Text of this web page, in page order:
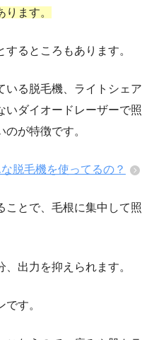
ます。
るところもあります。
いる脱毛機、ライトシェア
いダイオードレーザーで照
が特徴です。
脱毛機を使ってるの？
ことで、毛根に集中して照
出力を抑えられます。
す。